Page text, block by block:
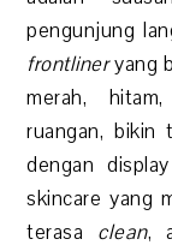
pengunjung
frontlineryang
merah,
ruangan, bikin
dengan display
skincare yang
terasa clean,